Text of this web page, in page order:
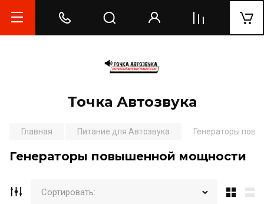
Точка Автозвука
Главная Питание для Автозвука Генераторы
Генераторы повышенной мощности
Сортировать: